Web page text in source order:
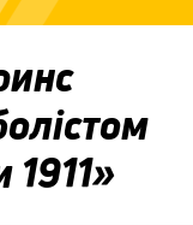
1911»